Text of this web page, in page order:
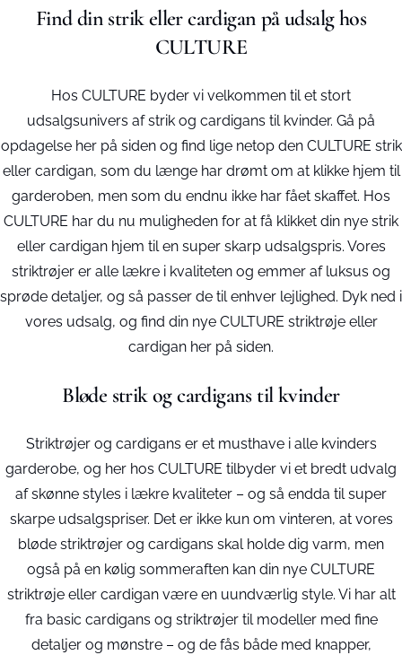
Find din strik eller cardigan på udsalg hos
CULTURE
Hos CULTURE byder vi velkommen til et stort
udsalgsunivers af strik og cardigans til kvinder. Gå på
opdagelse her på siden og find lige netop den CULTURE strik
eller cardigan, som du længe har drømt om at klikke hjem til
garderoben, men som du endnu ikke har fået skaffet. Hos
CULTURE har du nu muligheden for at få klikket din nye strik
eller cardigan hjem til en super skarp udsalgspris. Vores
striktrøjer er alle lækre i kvaliteten og emmer af luksus og
sprøde detaljer, og så passer de til enhver lejlighed. Dyk ned i
vores udsalg, og find din nye CULTURE striktrøje eller
cardigan her på siden.
Bløde strik og cardigans til kvinder
Striktrøjer og cardigans er et musthave i alle kvinders
garderobe, og her hos CULTURE tilbyder vi et bredt udvalg
af skønne styles i lækre kvaliteter – og så endda til super
skarpe udsalgspriser. Det er ikke kun om vinteren, at vores
bløde striktrøjer og cardigans skal holde dig varm, men
også på en kølig sommeraften kan din nye CULTURE
striktrøje eller cardigan være en uundværlig style. Vi har alt
fra basic cardigans og striktrøjer til modeller med fine
detaljer og mønstre – og de fås både med knapper,